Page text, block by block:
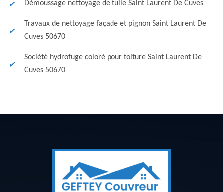
Démoussage nettoyage de tuile Saint Laurent De Cuves
Travaux de nettoyage façade et pignon Saint Laurent De
Cuves 50670
Société hydrofuge coloré pour toiture Saint Laurent De
Cuves 50670